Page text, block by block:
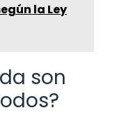
la Ley
son